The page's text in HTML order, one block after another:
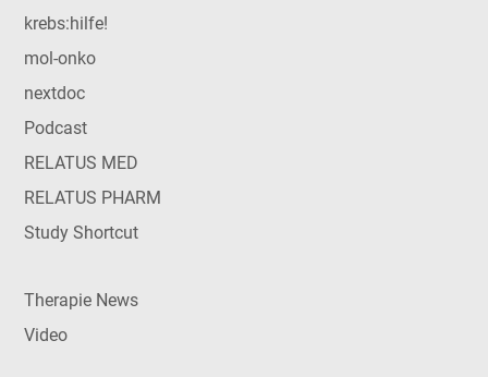
krebs:hilfe!
mol-onko
nextdoc
Podcast
RELATUS MED
RELATUS PHARM
Study Shortcut
Therapie News
Video